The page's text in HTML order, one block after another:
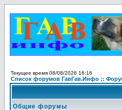
Текущее время 08/08/2026 16:16
Список форумов ГавГав.Инфо ::
Общие форумы